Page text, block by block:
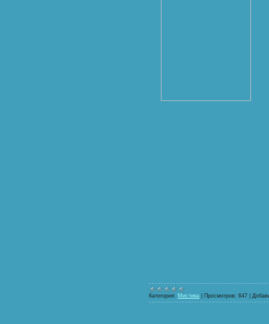
Категория: Мистика Просмотров: 647